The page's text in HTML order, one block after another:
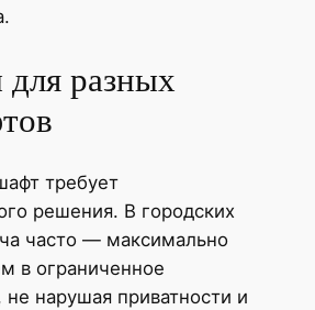
разных
требует
решения. В городских
часто — максимально
в ограниченное
не нарушая приватности и